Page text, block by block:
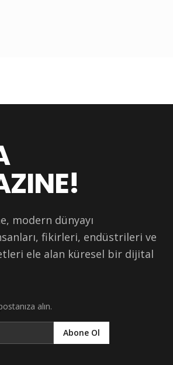
modern dünyayı
fikirleri, endüstrileri ve
ele alan küresel bir dijital
alın.
Abone Ol